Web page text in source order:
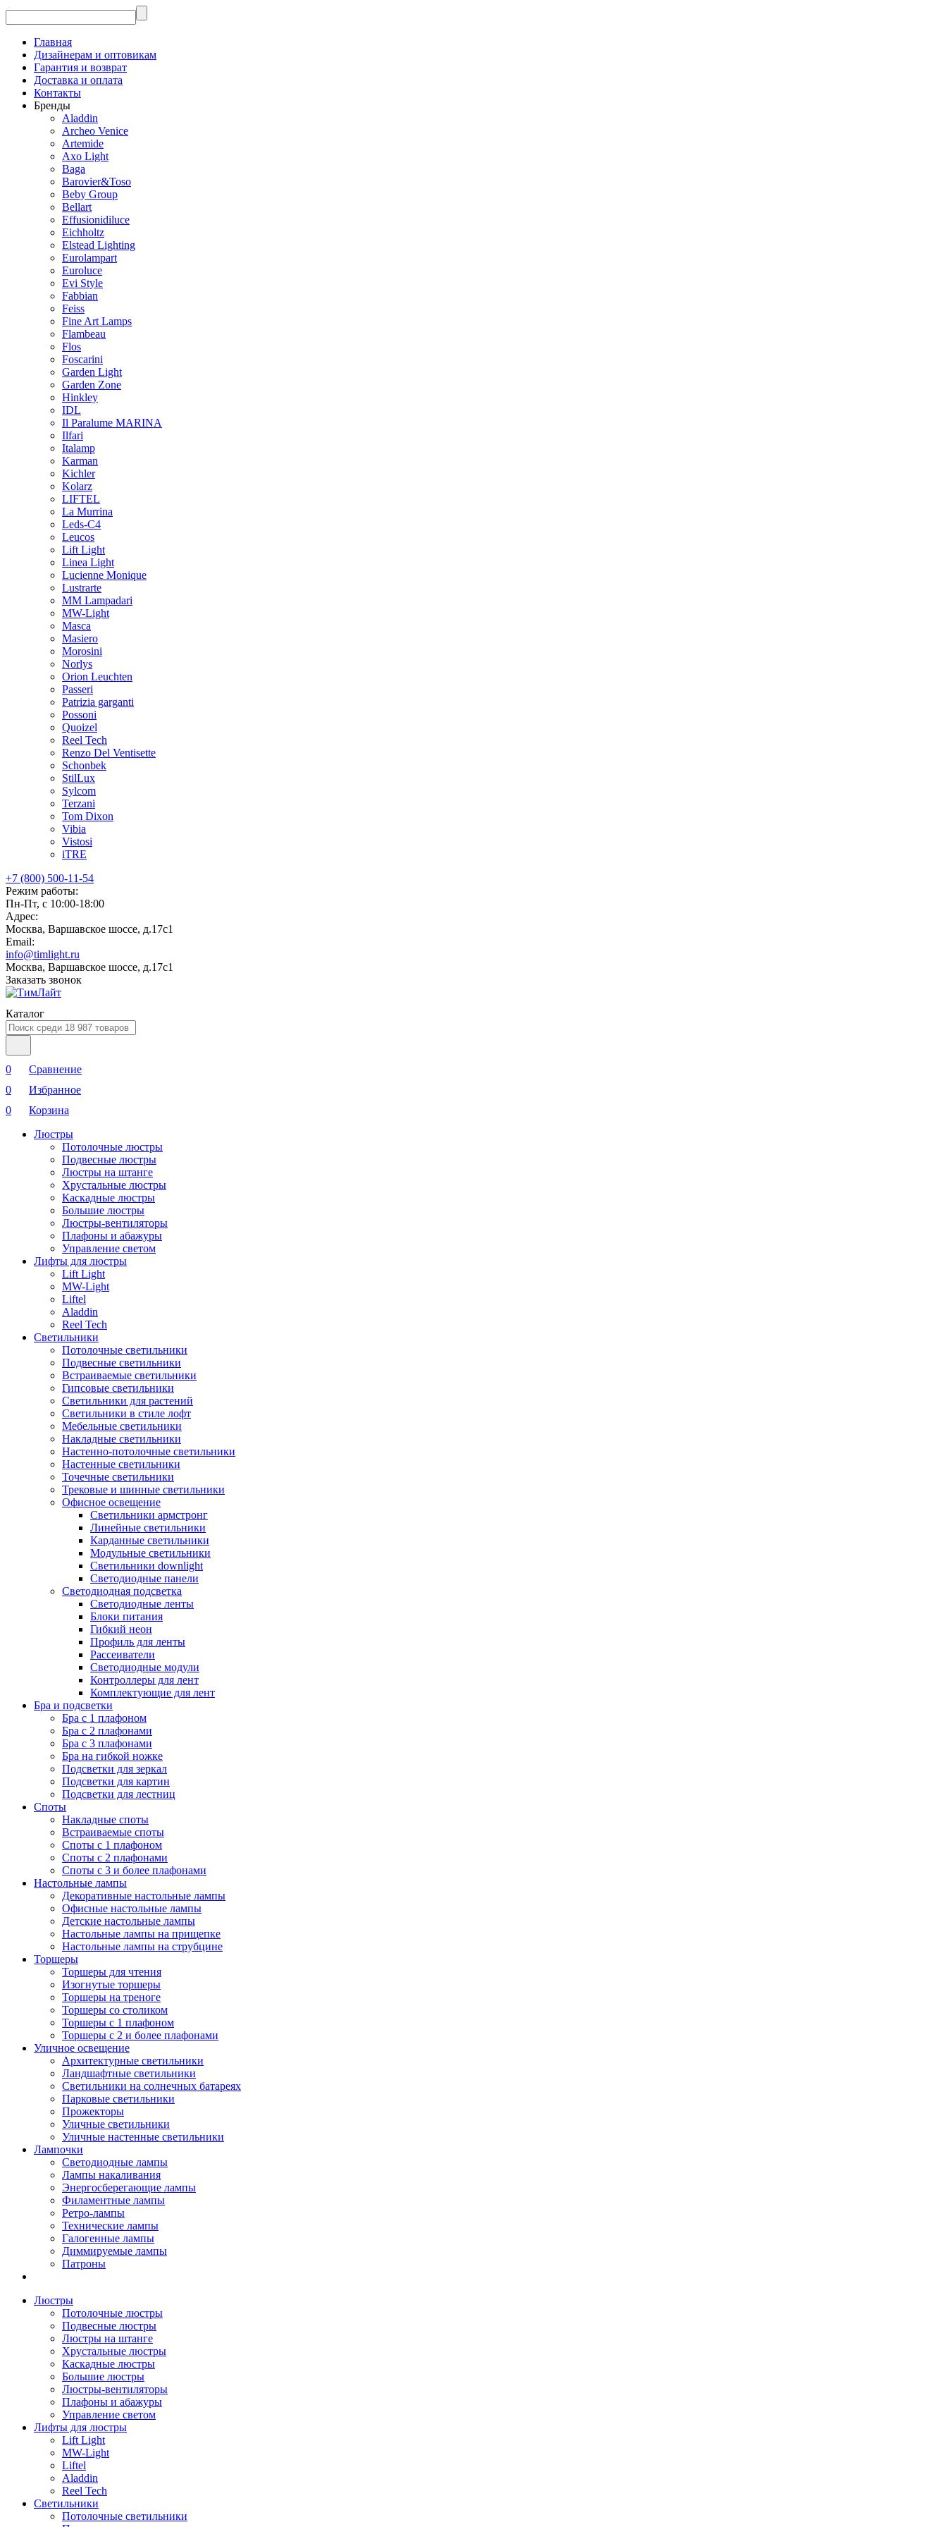
Главная
Дизайнерам и оптовикам
Гарантия и возврат
Доставка и оплата
Контакты
Бренды
Aladdin
Archeo Venice
Artemide
Axo Light
Baga
Barovier&Toso
Beby Group
Bellart
Effusionidiluce
Eichholtz
Elstead Lighting
Eurolampart
Euroluce
Evi Style
Fabbian
Feiss
Fine Art Lamps
Flambeau
Flos
Foscarini
Garden Light
Garden Zone
Hinkley
IDL
Il Paralume MARINA
Ilfari
Italamp
Karman
Kichler
Kolarz
LIFTEL
La Murrina
Leds-C4
Leucos
Lift Light
Linea Light
Lucienne Monique
Lustrarte
MM Lampadari
MW-Light
Masca
Masiero
Morosini
Norlys
Orion Leuchten
Passeri
Patrizia garganti
Possoni
Quoizel
Reel Tech
Renzo Del Ventisette
Schonbek
StilLux
Sylcom
Terzani
Tom Dixon
Vibia
Vistosi
iTRE
+7 (800) 500-11-54
Режим работы:
Пн-Пт, с 10:00-18:00
Адрес:
Москва, Варшавское шоссе, д.17c1
Email:
info@timlight.ru
Москва, Варшавское шоссе, д.17c1
Заказать звонок
Каталог
0
Сравнение
0
Избранное
0
Корзина
Люстры
Потолочные люстры
Подвесные люстры
Люстры на штанге
Хрустальные люстры
Каскадные люстры
Большие люстры
Люстры-вентиляторы
Плафоны и абажуры
Управление светом
Лифты для люстры
Lift Light
MW-Light
Liftel
Aladdin
Reel Tech
Светильники
Потолочные светильники
Подвесные светильники
Встраиваемые светильники
Гипсовые светильники
Светильники для растений
Светильники в стиле лофт
Мебельные светильники
Накладные светильники
Настенно-потолочные светильники
Настенные светильники
Точечные светильники
Трековые и шинные светильники
Офисное освещение
Светильники армстронг
Линейные светильники
Карданные светильники
Модульные светильники
Светильники downlight
Светодиодные панели
Светодиодная подсветка
Светодиодные ленты
Блоки питания
Гибкий неон
Профиль для ленты
Рассеиватели
Светодиодные модули
Контроллеры для лент
Комплектующие для лент
Бра и подсветки
Бра с 1 плафоном
Бра с 2 плафонами
Бра с 3 плафонами
Бра на гибкой ножке
Подсветки для зеркал
Подсветки для картин
Подсветки для лестниц
Споты
Накладные споты
Встраиваемые споты
Споты с 1 плафоном
Споты с 2 плафонами
Споты с 3 и более плафонами
Настольные лампы
Декоративные настольные лампы
Офисные настольные лампы
Детские настольные лампы
Настольные лампы на прищепке
Настольные лампы на струбцине
Торшеры
Торшеры для чтения
Изогнутые торшеры
Торшеры на треноге
Торшеры со столиком
Торшеры с 1 плафоном
Торшеры с 2 и более плафонами
Уличное освещение
Архитектурные светильники
Ландшафтные светильники
Светильники на солнечных батареях
Парковые светильники
Прожекторы
Уличные светильники
Уличные настенные светильники
Лампочки
Светодиодные лампы
Лампы накаливания
Энергосберегающие лампы
Филаментные лампы
Ретро-лампы
Технические лампы
Галогенные лампы
Диммируемые лампы
Патроны
Люстры
Потолочные люстры
Подвесные люстры
Люстры на штанге
Хрустальные люстры
Каскадные люстры
Большие люстры
Люстры-вентиляторы
Плафоны и абажуры
Управление светом
Лифты для люстры
Lift Light
MW-Light
Liftel
Aladdin
Reel Tech
Светильники
Потолочные светильники